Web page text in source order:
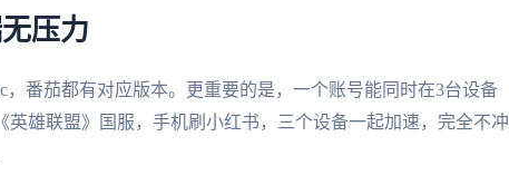
压力
，番茄都有对应版本。更重要的是，一个账号能同时在3台设备
雄联盟》国服，手机刷小红书，三个设备一起加速，完全不冲